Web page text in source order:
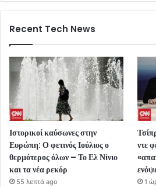
Recent Tech News
Ιστορικοί καύσωνες στην
Ευρώπη: Ο φετινός Ιούλιος ο
θερμότερος όλων – Το Ελ Νίνιο
και τα νέα ρεκόρ
55 λεπτά ago
ντε
1